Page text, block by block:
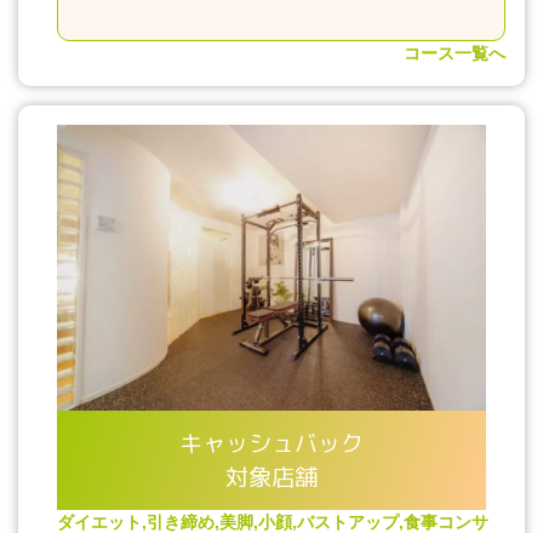
コース一覧へ
キャッシュバック
対象店舗
ダイエット,引き締め,美脚,小顔,バストアップ,食事コンサ